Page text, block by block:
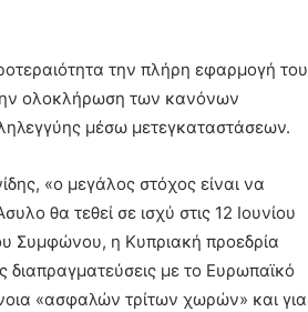
την πλήρη εφαρμογή του
ολοκλήρωση των κανόνων
μέσω μετεγκαταστάσεων.
«ο μεγάλος στόχος είναι να
θα τεθεί σε ισχύ στις 12 Ιουνίου
Συμφώνου, η Κυπριακή προεδρία
διαπραγματεύσεις με το Ευρωπαϊκό
«ασφαλών τρίτων χωρών» και για